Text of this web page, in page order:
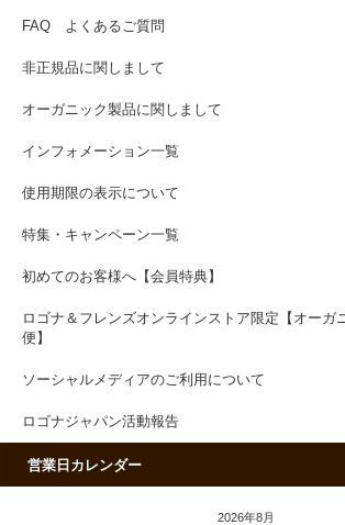
FAQ よくあるご質問
非正規品に関しまして
オーガニック製品に関しまして
インフォメーション一覧
使用期限の表示について
特集・キャンペーン一覧
初めてのお客様へ【会員特典】
ロゴナ＆フレンズオンラインストア限定【オーガ
便】
ソーシャルメディアのご利用について
ロゴナジャパン活動報告
営業日カレンダー
2026年8月